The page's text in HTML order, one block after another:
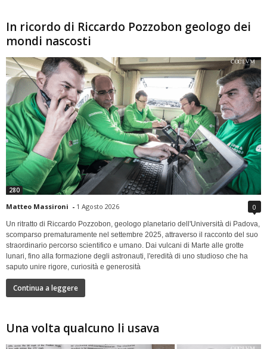
In ricordo di Riccardo Pozzobon geologo dei
mondi nascosti
280
Matteo Massironi - 1 Agosto 2026 0
Un ritratto di Riccardo Pozzobon, geologo planetario dell'Università di Padova,
scomparso prematuramente nel settembre 2025, attraverso il racconto del suo
straordinario percorso scientifico e umano. Dai vulcani di Marte alle grotte
lunari, fino alla formazione degli astronauti, l'eredità di uno studioso che ha
saputo unire rigore, curiosità e generosità
Continua a leggere
Una volta qualcuno li usava